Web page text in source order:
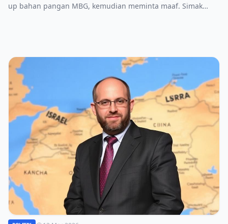
up bahan pangan MBG, kemudian meminta maaf. Simak